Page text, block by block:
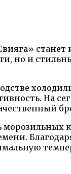
но и
На
морозильных